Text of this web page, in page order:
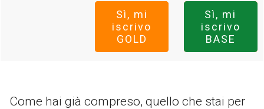
Sì, mi
iscrivo
GOLD
Sì, mi
iscrivo
BASE
Come hai già compreso, quello che stai per